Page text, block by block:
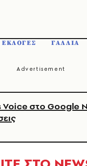
ΕΚΛΟΓΕΣ ΓΑΛΛΙΑ
στο Google